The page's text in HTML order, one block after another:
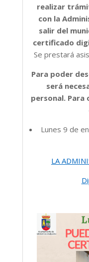
realizar
con la
salir del
certificado
Se prestará
Para poder
será
personal.
Lunes 9 de
LA